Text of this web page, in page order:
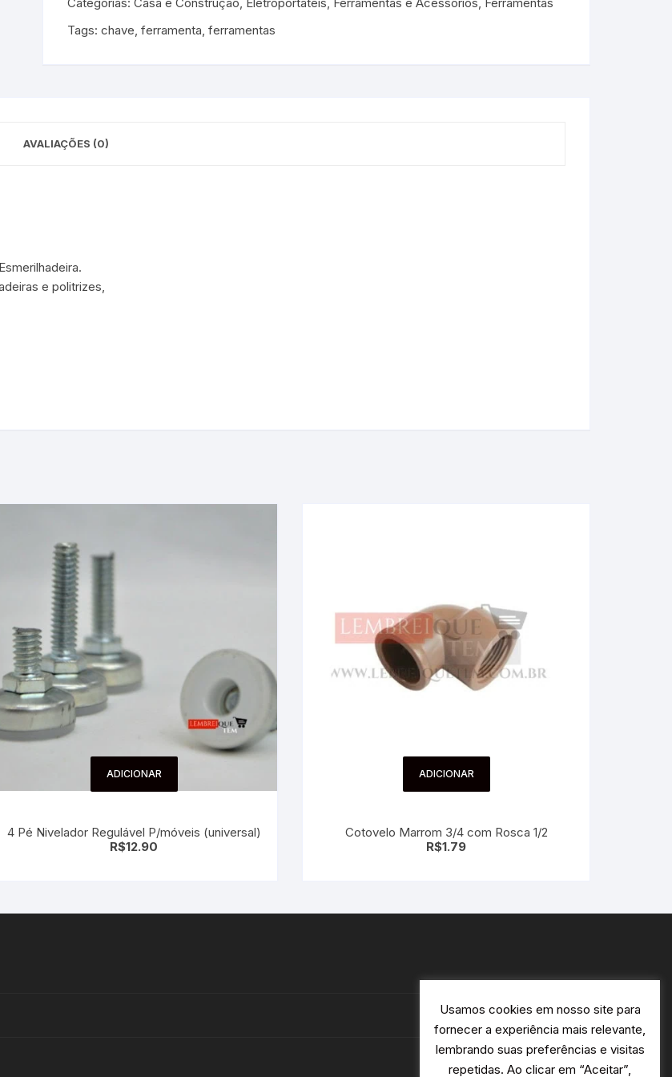
Tags: chave, ferramenta, ferramentas
AVALIAÇÕES (0)
e politrizes,
ADICIONAR
4 Pé Nivelador Regulável P/móveis (universal)
R$12.90
ADICIONAR
Cotovelo Marrom 3/4 com Rosca 1/2
R$1.79
Usamos cookies em nosso site para
fornecer a experiência mais relevante,
lembrando suas preferências e visitas
repetidas. Ao clicar em “Aceitar”,